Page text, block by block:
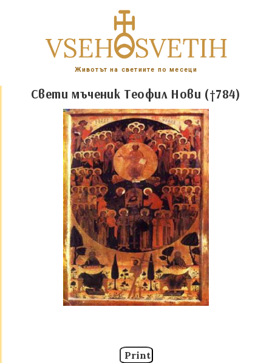
Животът на светиите по месеци
Свети мъченик Теофил Нови (†784)
Print